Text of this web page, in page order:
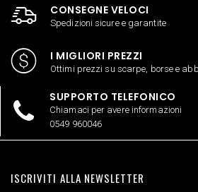
CONSEGNE VELOCI
Spedizioni sicure e garantite
I MIGLIORI PREZZI
Ottimi prezzi su scarpe, borse e
SUPPORTO TELEFONICO
Chiamaci per avere informazioni
0549 960046
ISCRIVITI ALLA NEWSLETTER